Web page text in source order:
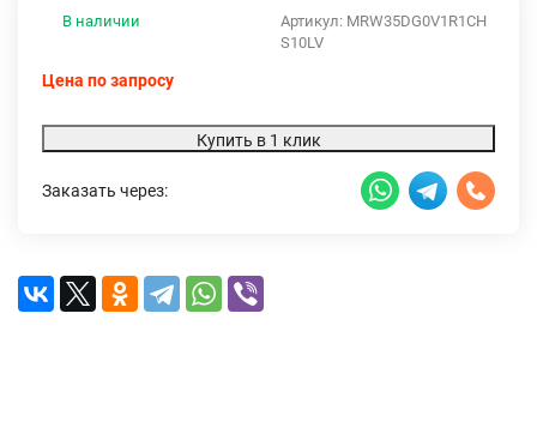
Артикул: MRW35DG0V1R1CH
S10LV
В наличии
Цена по запросу
Купить в 1 клик
Заказать через: